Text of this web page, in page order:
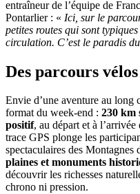
entraîneur de l’équipe de
Pontarlier : « Ici, sur le
petites routes qui sont
circulation. C’est le paradis
Des parcours
Envie d’une aventure au long
format du week-end : 230 km
positif, au départ et à
trace GPS plonge les
spectaculaires des Montagnes
plaines et monuments
découvrir les richesses
chrono ni pression.